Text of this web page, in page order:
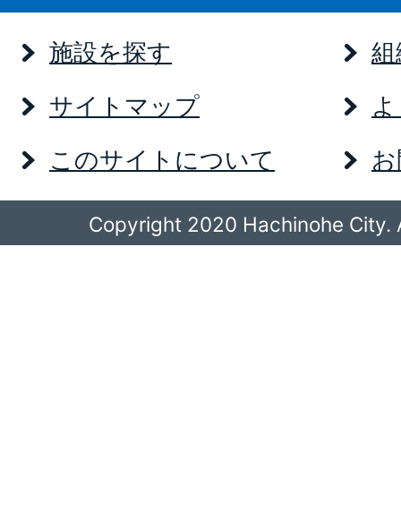
施設を探す
サイトマップ
このサイトについて
Copyright 2020 Hachinohe City.